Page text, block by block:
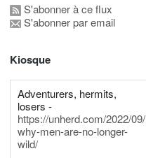
S'abonner à ce flux
S'abonner par email
Kiosque
Adventurers, hermits,
losers -
https://unherd.com/2022/09/
why-men-are-no-longer-
wild/